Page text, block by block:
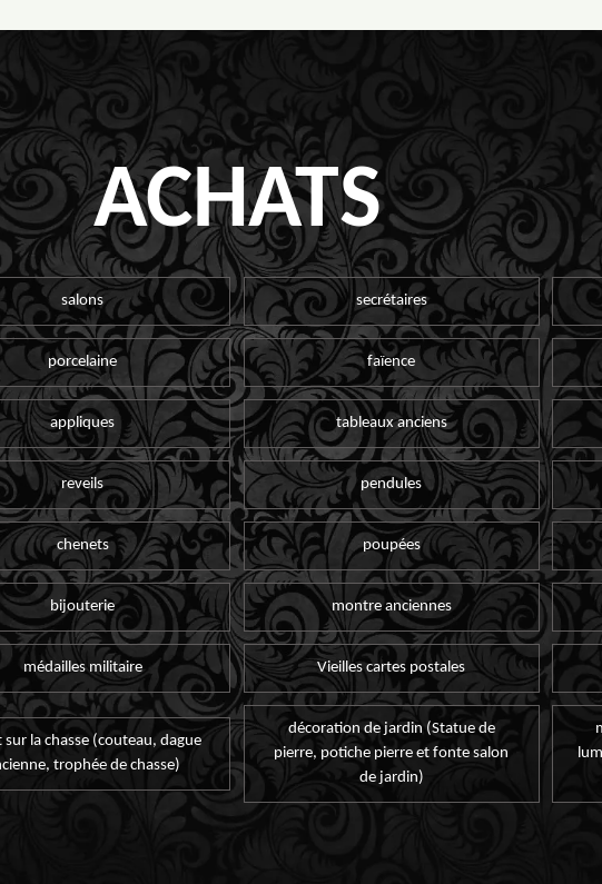
ACHATS
salons secrétaires
porcelaine faïence
appliques tableaux anciens
reveils pendules
chenets poupées
bijouterie montre anciennes
médailles militaire Vieilles cartes postales
sur la chasse (couteau, dague
trophée de chasse)
décoration de jardin (Statue de
pierre, potiche pierre et fonte salon
de jardin)